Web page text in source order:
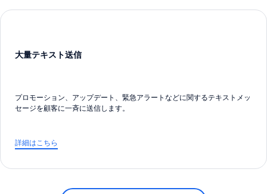
大量テキスト送信
プロモーション、アップデート、緊急アラートなどに関するテキストメッ
セージを顧客に一斉に送信します。
詳細はこちら